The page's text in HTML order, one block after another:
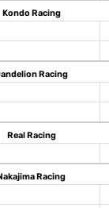
Kondo Racing
Racing
Real Racing
Racing